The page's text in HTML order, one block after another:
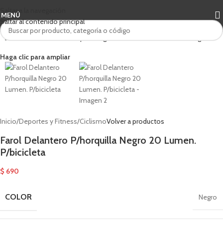
Saltar a la navegación
Saltar al contenido principal
MENÚ
Haga clic para ampliar
Inicio/Deportes y Fitness/CiclismoVolver a productos
Farol Delantero P/horquilla Negro 20 Lumen.
P/bicicleta
$ 690
COLOR Negro